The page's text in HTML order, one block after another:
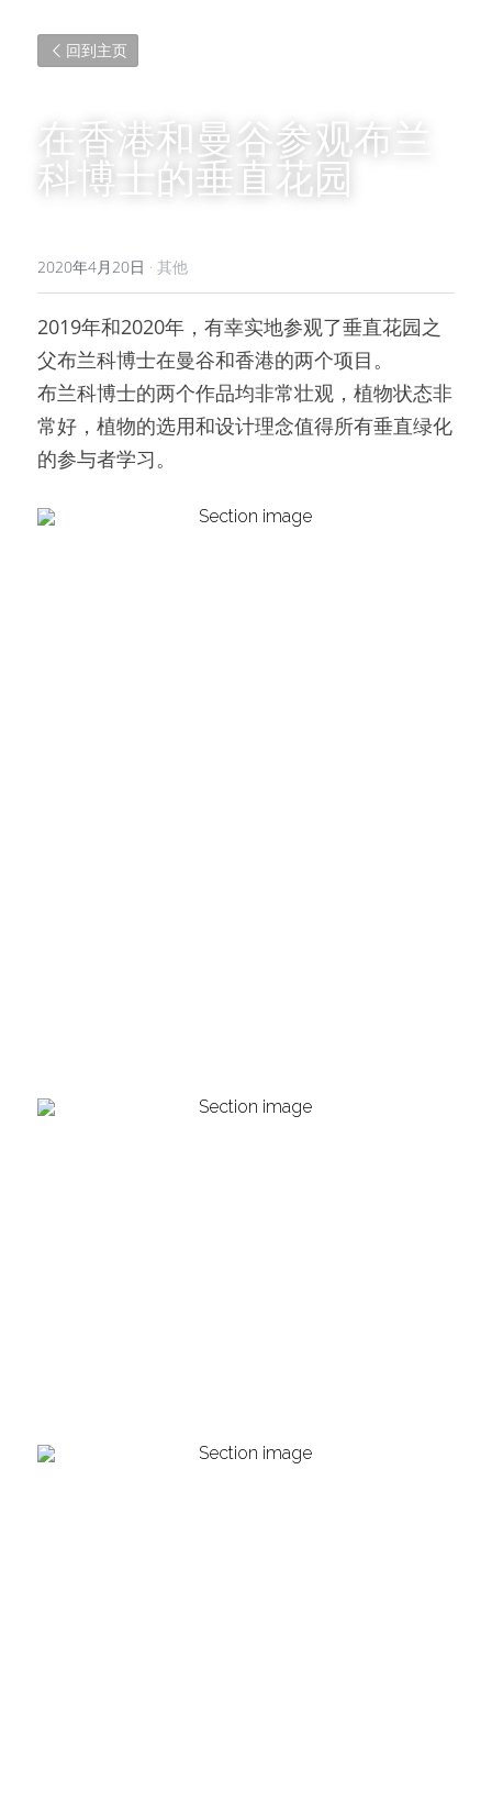
回到主页
在香港和曼谷参观布兰
科博士的垂直花园
2020年4月20日 · 其他
2019年和2020年，有幸实地参观了垂直花园之
父布兰科博士在曼谷和香港的两个项目。
布兰科博士的两个作品均非常壮观，植物状态非
常好，植物的选用和设计理念值得所有垂直绿化
的参与者学习。